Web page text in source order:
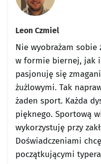
Leon Czmiel
Nie wyobrażam sobie
w formie biernej, jak
pasjonuję się
żużlowymi. Tak
żaden sport. Każda
pięknego. Sportową
wykorzystuję przy
Doświadczeniami
początkującymi